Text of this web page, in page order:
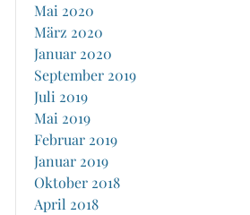
Mai 2020
März 2020
Januar 2020
September 2019
Juli 2019
Mai 2019
Februar 2019
Januar 2019
Oktober 2018
April 2018